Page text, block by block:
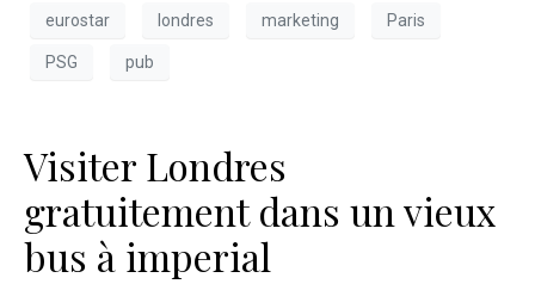
eurostar londres marketing Paris
PSG pub
Visiter Londres
gratuitement dans un vieux
bus à imperial